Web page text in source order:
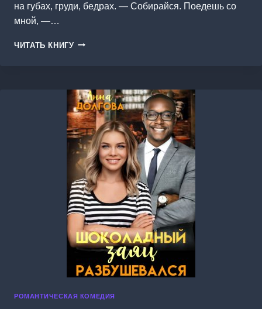
на губах, груди, бедрах. — Собирайся. Поедешь со
мной, —…
ЧИТАТЬ КНИГУ НЕПРИСТУПНАЯ
РОМАНТИЧЕСКАЯ КОМЕДИЯ